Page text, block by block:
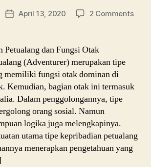
PostApril 13, 2020 2 Commentson
Petualang dan Fungsi Otak
(Adventurer) merupakan tipe
memiliki fungsi otak dominan di
Kemudian, bagian otak ini termasuk
Dalam penggolongannya, tipe
orang sosial. Namun
logika juga melengkapinya.
utama tipe kepribadian petualang
menerapkan pengetahuan yang